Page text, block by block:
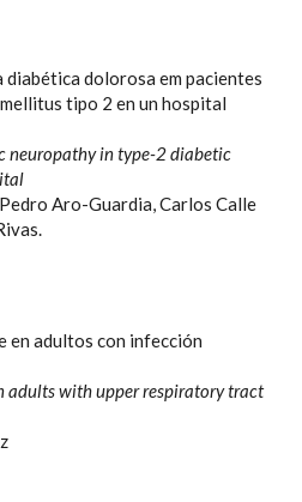
dolorosa em pacientes
tipo 2 en un hospital
neuropathy in type-2 diabetic
Aro-Guardia, Carlos Calle
en adultos con infección
adults with upper respiratory tract